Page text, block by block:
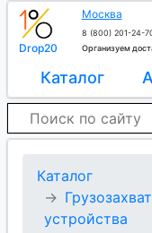
Drop20
Москва
8 (800) 201-24-
Организуем
Каталог
Каталог
устройства